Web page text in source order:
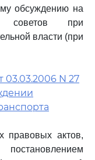
обсуждению на
советов при
власти (при
N 27
правовых актов,